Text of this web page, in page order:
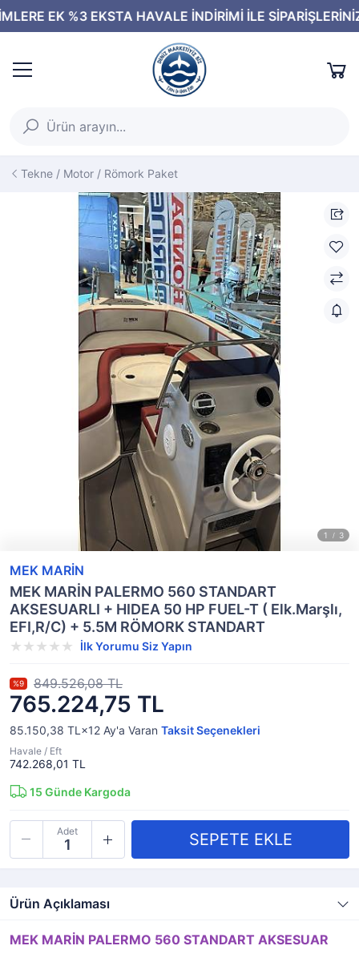
Tekne / Motor / Römork Paket
MEK MARİN
MEK MARİN PALERMO 560 STANDART
AKSESUARLI + HIDEA 50 HP FUEL-T ( Elk.Marşlı,
EFI,R/C) + 5.5M RÖMORK STANDART
İlk Yorumu Siz Yapın
765.224,75 TL
%9 849.526,08 TL
85.150,38 TL×12 Ay'a Varan Taksit Seçenekleri
Havale / Eft
742.268,01 TL
15 Günde Kargoda
Adet
Ürün Açıklaması
MEK MARİN PALERMO 560 STANDART AKSESUAR